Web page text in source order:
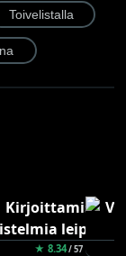
★ 8.34/ 57